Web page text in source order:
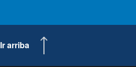
Ir arriba